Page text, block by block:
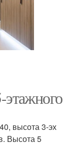
высота 3-эх
Высота 5